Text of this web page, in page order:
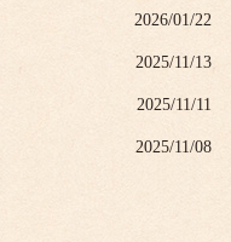
2026/01/22
2025/11/13
2025/11/11
2025/11/08